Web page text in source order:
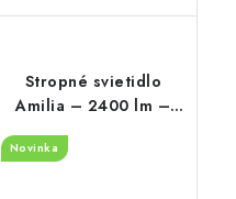
Stropné svietidlo
Amilia – 2400 lm –
3000, 4000, 6500 K –
LED 22 W – IP20
Novinka